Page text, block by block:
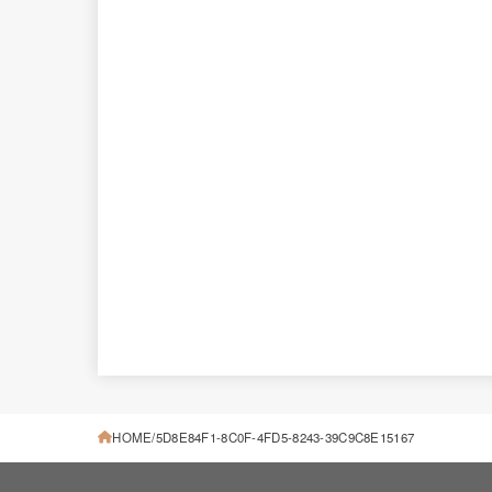
HOME 5D8E84F1-8C0F-4FD5-8243-39C9C8E15167